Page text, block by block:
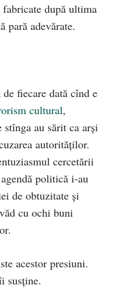
după ultima
pară adevărate.
fiecare dată cînd e
cultural,
au sărit ca arşi
autorităţilor.
cercetării
politică i-au
de obtuzitate şi
cu ochi buni
acestor presiuni.
susţine.